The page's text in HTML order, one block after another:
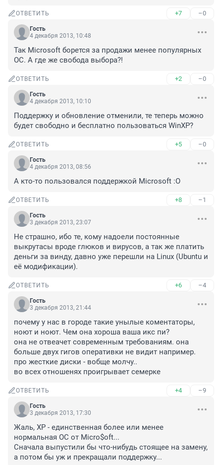
ОТВЕТИТЬ +7 –0
Гость
4 декабря 2013, 10:48
Так Microsoft борется за продажи менее популярных
ОС. А где же свобода выбора?!
ОТВЕТИТЬ +2 –0
Гость
4 декабря 2013, 10:10
Поддержку и обновление отменили, те теперь можно
будет свободно и бесплатно пользоваться WinXP?
ОТВЕТИТЬ +5 –0
Гость
4 декабря 2013, 08:56
А кто-то пользовался поддержкой Microsoft :O
ОТВЕТИТЬ +8 –1
Гость
3 декабря 2013, 23:07
Не страшно, ибо те, кому надоели постоянные
выкрутасы вроде глюков и вирусов, а так же платить
деньги за винду, давно уже перешли на Linux (Ubuntu и
её модификации).
ОТВЕТИТЬ +6 –4
Гость
3 декабря 2013, 21:44
почему у нас в городе такие унылые коментаторы,
ноют и ноют. Чем она хороша ваша икс пи?
она не отвеачет современным требованиям. она
больше двух гигов оперативки не видит например.
про жесткие диски - вобще молчу..
во всех отношенях проигрывает семерке
ОТВЕТИТЬ +4 –9
Гость
3 декабря 2013, 17:30
Жаль, ХР - единственная более или менее
нормальная ОС от Micro$oft...
Сначала выпустили бы что-нибудь стоящее на замену,
а потом бы уж и прекращали поддержку...